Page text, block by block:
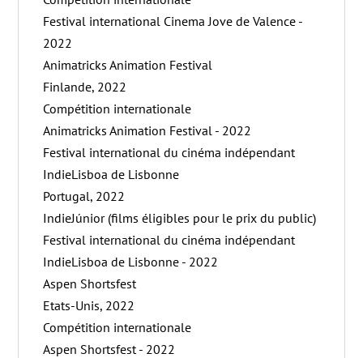
Festival international Cinema Jove de Valence -
2022
Animatricks Animation Festival
Finlande, 2022
Compétition internationale
Animatricks Animation Festival - 2022
Festival international du cinéma indépendant
IndieLisboa de Lisbonne
Portugal, 2022
IndieJúnior (films éligibles pour le prix du public)
Festival international du cinéma indépendant
IndieLisboa de Lisbonne - 2022
Aspen Shortsfest
Etats-Unis, 2022
Compétition internationale
Aspen Shortsfest - 2022